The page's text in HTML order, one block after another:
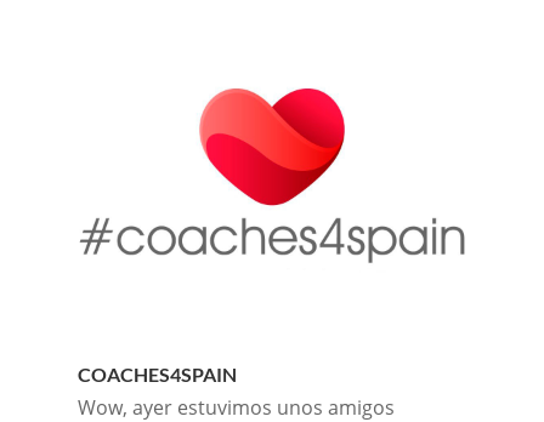
COACHES4SPAIN
Wow, ayer estuvimos unos amigos